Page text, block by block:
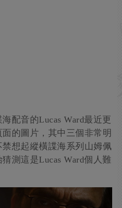
配音的Lucas Ward最近更
的圖片，其中三個非常明
想起縱橫諜海系列山姆佩
測這是Lucas Ward個人難